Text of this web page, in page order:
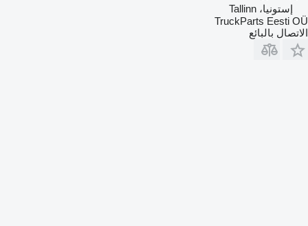
إستونيا، Tallinn
TruckParts Eesti OÜ
الاتصال بالبائع